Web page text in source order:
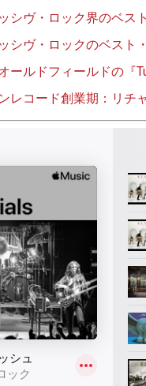
シヴ・ロック界のベス
シヴ・ロックのベスト
ールドフィールドの『
レコード創業期：リチ